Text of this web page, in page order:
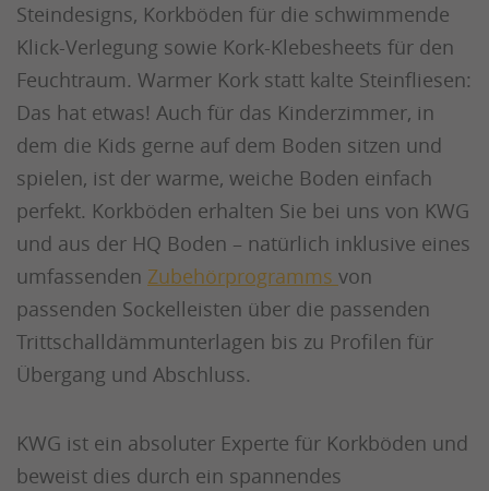
Steindesigns, Korkböden für die schwimmende
Klick-Verlegung sowie Kork-Klebesheets für den
Feuchtraum. Warmer Kork statt kalte Steinfliesen:
Das hat etwas! Auch für das Kinderzimmer, in
dem die Kids gerne auf dem Boden sitzen und
spielen, ist der warme, weiche Boden einfach
perfekt. Korkböden erhalten Sie bei uns von KWG
und aus der HQ Boden – natürlich inklusive eines
umfassenden Zubehörprogramms von
passenden Sockelleisten über die passenden
Trittschalldämmunterlagen bis zu Profilen für
Übergang und Abschluss.
KWG ist ein absoluter Experte für Korkböden und
beweist dies durch ein spannendes